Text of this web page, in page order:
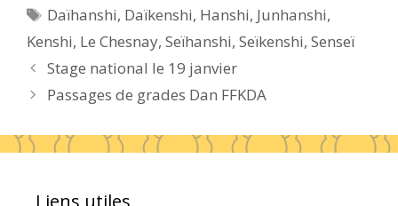
Étiquettes
Daïhanshi, Daïkenshi, Hanshi, Junhanshi,
Kenshi, Le Chesnay, Seïhanshi, Seïkenshi, Senseï
Stage national le 19 janvier
Passages de grades Dan FFKDA
Liens utiles